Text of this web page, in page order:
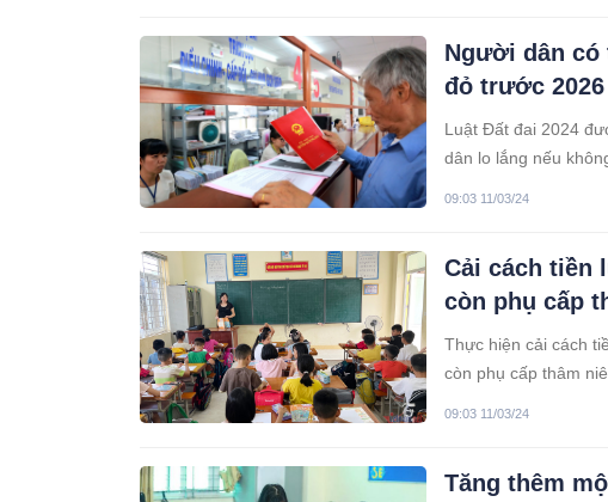
Người dân có
đỏ trước 2026
Luật Đất đai 2024
dân lo lắng nếu
09:03 11/03/24
Cải cách tiền
còn phụ cấp
Thực hiện cải cách
còn phụ cấp thâm
09:03 11/03/24
Tăng thêm